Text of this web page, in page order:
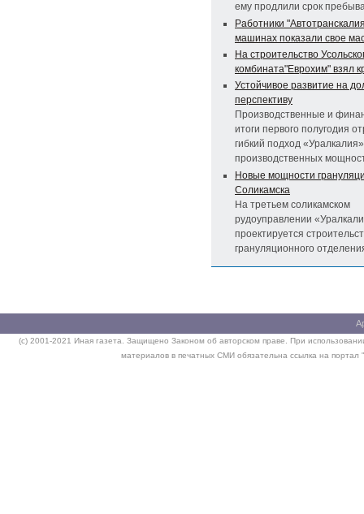
ему продлили срок
Работники
машинах показали свое
На строительство
комбината"Еврохим" взял
Устойчивое развитие на
перспективу
Производственные и
итоги первого полугодия
гибкий подход «Уралкалия»
производственных
Новые мощности
Соликамска
На третьем соликамском
рудоуправлении
проектируется
грануляционного
(c) 2001-2021 Иная газета. Защищено Законом об авторском праве. При
материалов в печатных СМИ обязательна ссылка на